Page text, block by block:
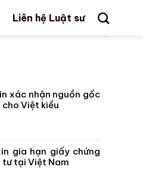
Liên hệ Luật sư
xác nhận nguồn gốc
Việt kiều
gia hạn giấy chứng
tư tại Việt Nam